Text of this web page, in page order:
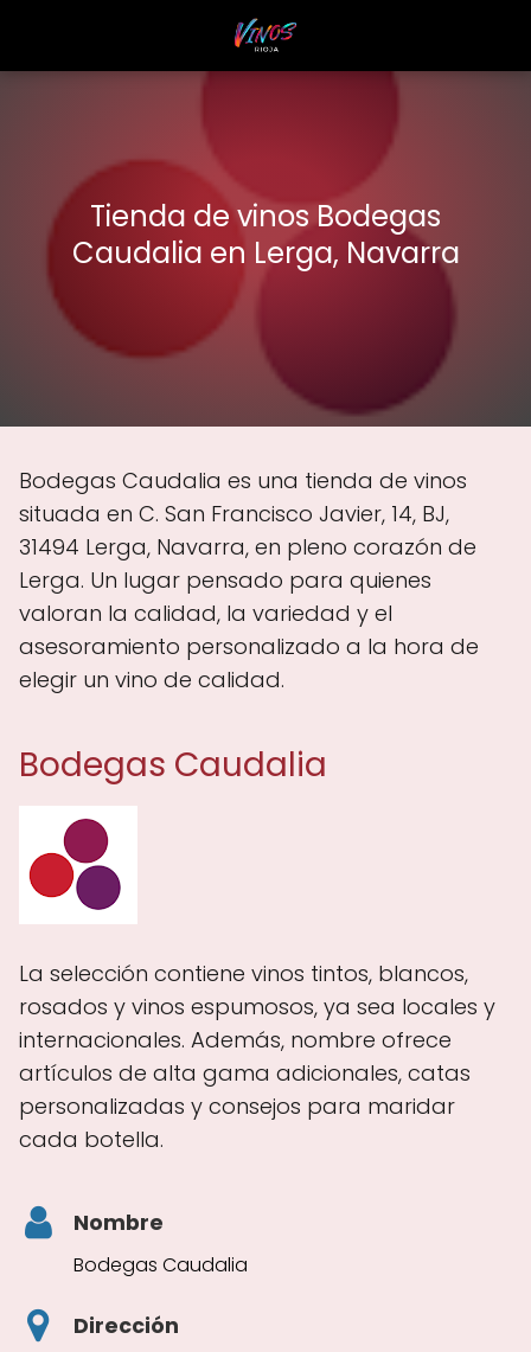
Tienda de vinos Bodegas
Caudalia en Lerga, Navarra
Bodegas Caudalia es una tienda de vinos
situada en C. San Francisco Javier, 14, BJ,
31494 Lerga, Navarra, en pleno corazón de
Lerga. Un lugar pensado para quienes
valoran la calidad, la variedad y el
asesoramiento personalizado a la hora de
elegir un vino de calidad.
Bodegas Caudalia
La selección contiene vinos tintos, blancos,
rosados y vinos espumosos, ya sea locales y
internacionales. Además, nombre ofrece
artículos de alta gama adicionales, catas
personalizadas y consejos para maridar
cada botella.
Nombre
Bodegas Caudalia
Dirección